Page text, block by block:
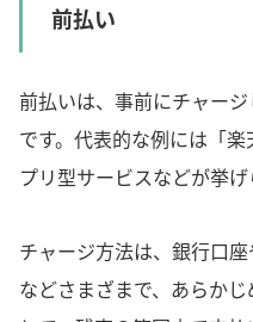
前払い
前払いは、事前にチャー
です。代表的な例には「
プリ型サービスなどが挙げ
チャージ方法は、銀行口
などさまざまで、あらか